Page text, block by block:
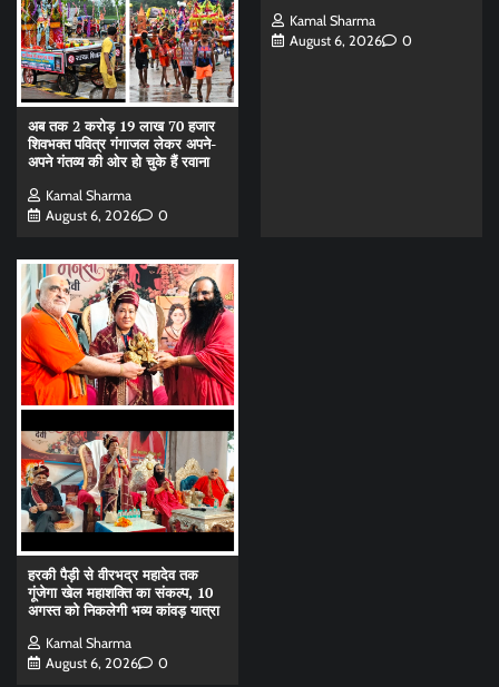
अब तक 2 करोड़ 19 लाख 70 हजार
शिवभक्त पवित्र गंगाजल लेकर अपने-
अपने गंतव्य की ओर हो चुके हैं रवाना
Kamal Sharma
August 6, 2026
0
Kamal Sharma
August 6, 2026
0
हरकी पैड़ी से वीरभद्र महादेव तक
गूंजेगा खेल महाशक्ति का संकल्प, 10
अगस्त को निकलेगी भव्य कांवड़ यात्रा
Kamal Sharma
August 6, 2026
0